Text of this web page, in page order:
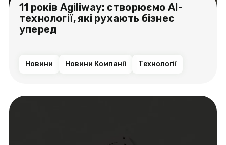
11 років Agiliway: створюємо AI-
технології, які рухають бізнес
уперед
Новини Новини Компанії Технології